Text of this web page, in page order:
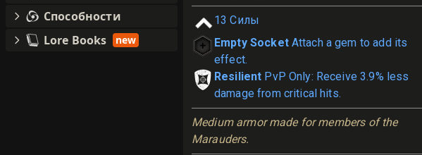
13 Силы
Empty Socket Attach a gem to add its
effect.
Resilient PvP Only: Receive 3.9% less
damage from critical hits.
Medium armor made for members of the
Marauders.
Способности
Lore Books
new